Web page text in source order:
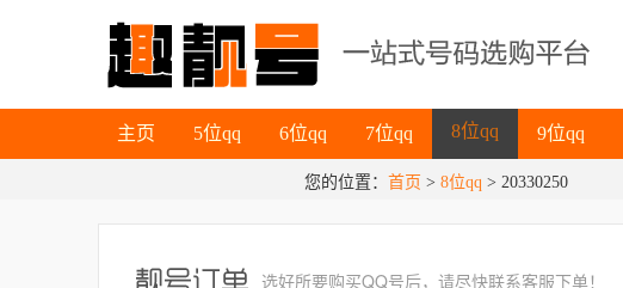
主页
主页
5位qq
5位qq
6位qq
6位qq
7位qq
8位qq
8位qq 9位qq
您的位置：首页 >8位qq > 20330250
选好所要购买QQ号后，请尽快联系客服下单！